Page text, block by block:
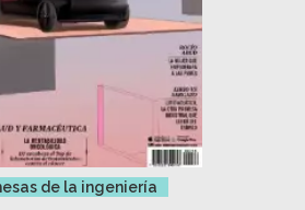
de la ingeniería